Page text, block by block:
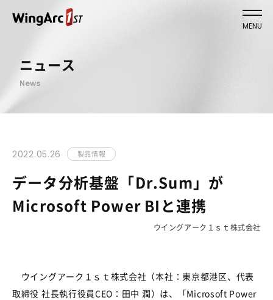
MENU
ニュース
News
2022.05.26 製品情報
データ分析基盤「Dr.Sum」が
Microsoft Power BIと連携
ウイングアーク１ｓｔ株式会社
ウイングアーク１ｓｔ株式会社（本社：東京都港区、代表
取締役 社長執行役員CEO：田中 潤）は、「Microsoft Power